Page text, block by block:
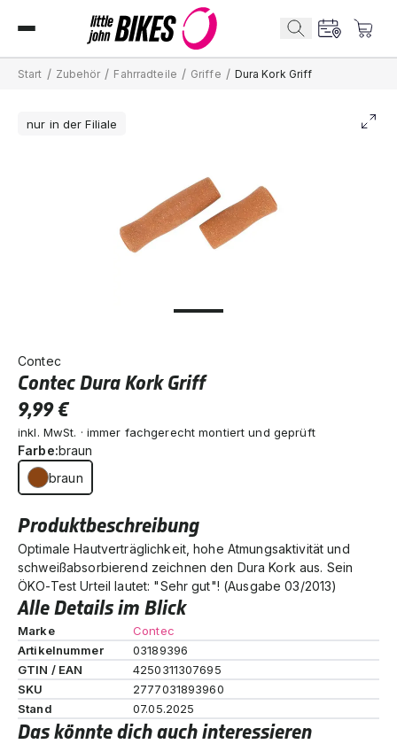
Start / Zubehör / Fahrradteile / Griffe / Dura Kork Griff
nur in der Filiale
Produktbeschreibung
Optimale Hautverträglichkeit, hohe Atmungsaktivität und
schweißabsorbierend zeichnen den Dura Kork aus. Sein
ÖKO-Test Urteil lautet: "Sehr gut"! (Ausgabe 03/2013)
Alle Details im Blick
Marke
Contec
Artikelnummer
03189396
GTIN / EAN
4250311307695
SKU
2777031893960
Stand
07.05.2025
Contec
Contec Dura Kork Griff
9,99 €
inkl. MwSt. · immer fachgerecht montiert und geprüft
Farbe:braun
braun
Das könnte dich auch interessieren